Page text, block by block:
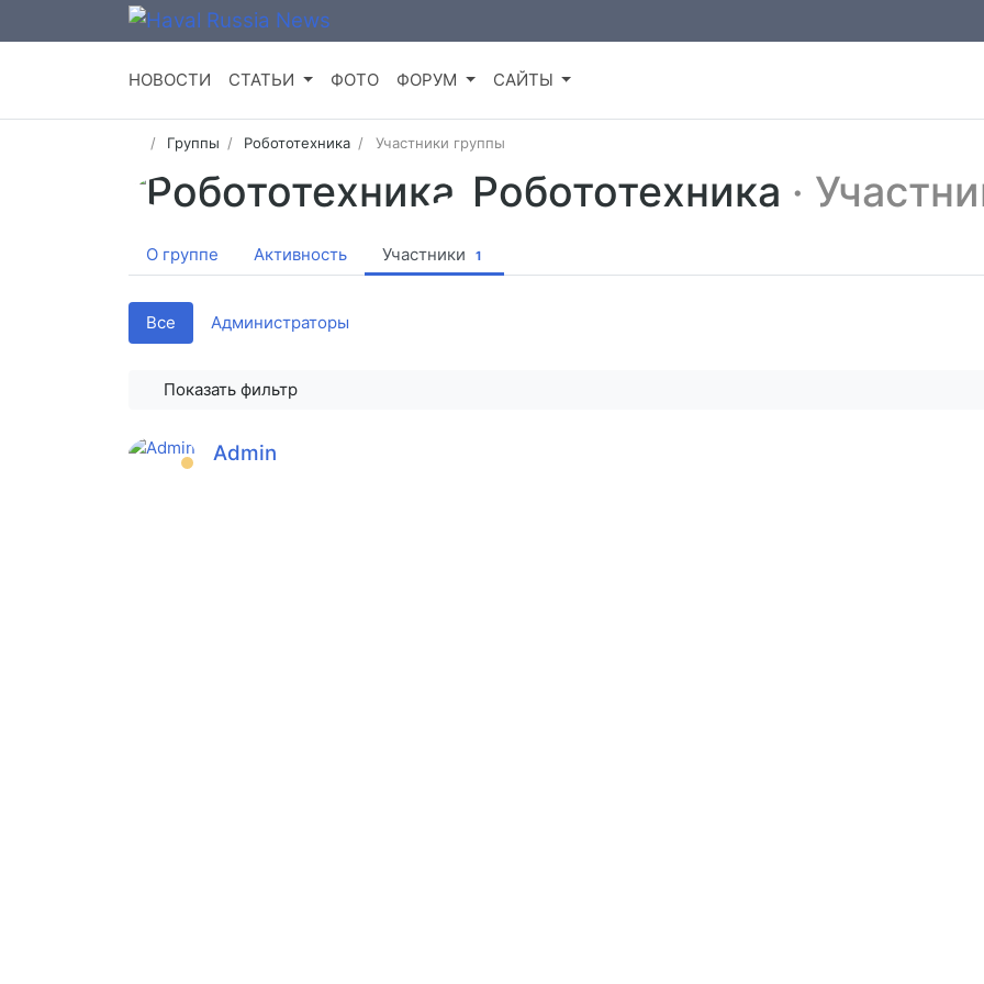
НОВОСТИ СТАТЬИ ФОТО ФОРУМ САЙТЫ
Группы Робототехника Участники группы
Робототехника ·
О группе Активность Участники 1
Все Администраторы
Показать фильтр
Admin